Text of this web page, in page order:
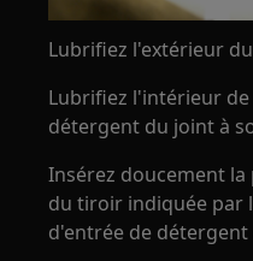
Lubrifiez l'extérieur
Lubrifiez l'intérieur
détergent du joint à
Insérez doucement
du tiroir indiquée par
d'entrée de